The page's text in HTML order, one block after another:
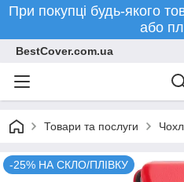
При покупці будь-якого
або
BestCover.com.ua
Товари та послуги
-25% НА СКЛО/ПЛІВКУ